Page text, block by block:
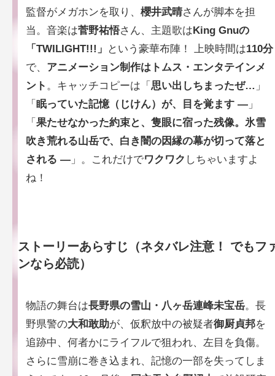
監督がメガホンを取り、櫻井武晴さんが脚本を担
当。音楽は菅野祐悟さん、主題歌はKing Gnuの
「TWILIGHT!!!」
という豪華布陣！ 上映時間は110分
で、 アニメーション制作はトムス・エンタテインメ
ント 。キャッチコピーは「思い出しちまったぜ… 」
「眠っていた記憶（じけん）が、目を覚ます ― 」
「果たせなかった約束と、隻眼に宿った残像。氷雪
吹き荒れる山岳で、白き闇の因縁の幕が切って落と
される ― 」。これだけでワクワク しちゃいますよ
ね！
ストーリーあらすじ（ネタバレ注意！
でもフ
ンなら必読）
物語の舞台は長野県の雪山・八ヶ岳連峰未宝岳。長
野県警の大和敢助が、仮釈放中の被疑者御厨貞邦を
追跡中、何者かにライフルで狙われ、左目を負傷。
さらに雪崩に巻き込まれ、記憶の一部を失ってしま